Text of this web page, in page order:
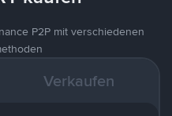
P2P mit verschiedenen
Verkaufen